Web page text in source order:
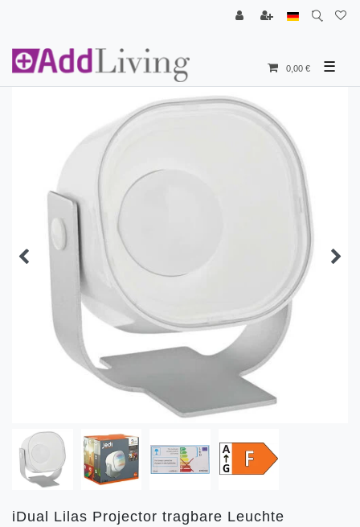
0,00 € ☰
iDual Lilas Projector tragbare Leuchte